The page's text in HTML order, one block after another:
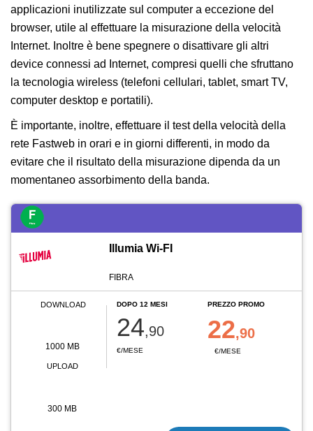
applicazioni inutilizzate sul computer a eccezione del
browser, utile al effettuare la misurazione della velocità
Internet. Inoltre è bene spegnere o disattivare gli altri
device connessi ad Internet, compresi quelli che sfruttano
la tecnologia wireless (telefoni cellulari, tablet, smart TV,
computer desktop e portatili).
È importante, inoltre, effettuare il test della velocità della
rete Fastweb in orari e in giorni differenti, in modo da
evitare che il risultato della misurazione dipenda da un
momentaneo assorbimento della banda.
Illumia Wi-FI
FIBRA
DOWNLOAD
1000 MB
UPLOAD
300 MB
DOPO 12 MESI
24,90
€/MESE
PREZZO PROMO
22,90
€/MESE